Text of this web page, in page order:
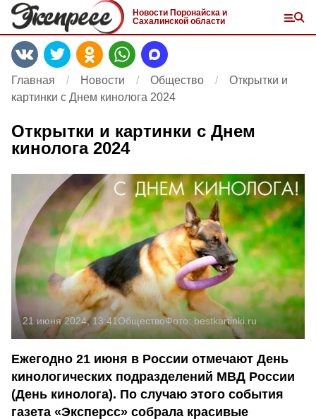
Новости Поронайска и
Сахалинской области
Главная Новости Общество
Открытки и
картинки с Днем кинолога 2024
Открытки и картинки с Днем
кинолога 2024
21 июня 2024, 13:41ОбществоФото: bestkartinki.ru
Ежегодно 21 июня в России отмечают День
кинологических подразделений МВД России
(День кинолога). По случаю этого события
газета «Эксперсс» собрала красивые